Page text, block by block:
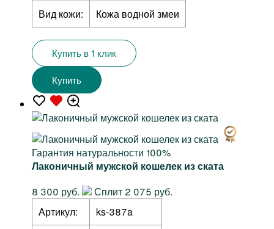
Вид кожи:
Кожа водной змеи
Купить в 1 клик
Купить
Гарантия натуральности 100%
Лаконичный мужской кошелек из ската
8 300 руб.
Сплит 2 075 руб.
Артикул:
ks-387a